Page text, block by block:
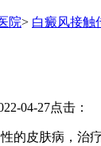
院> 白癜风接触
04-27点击：
的皮肤病，治